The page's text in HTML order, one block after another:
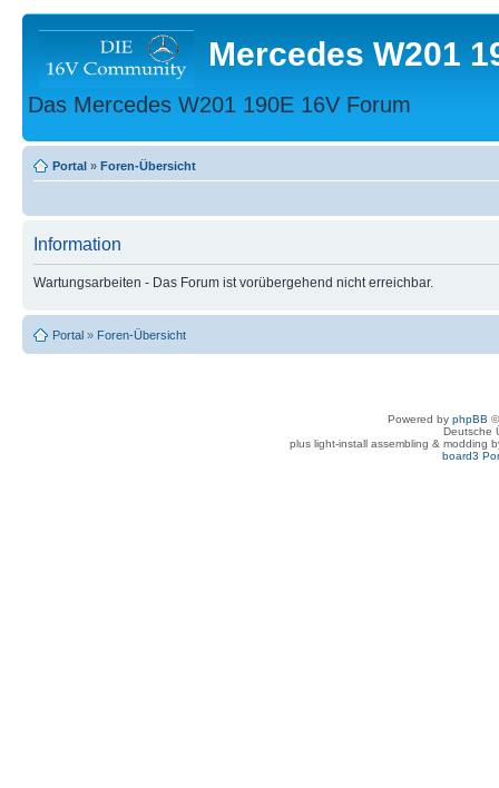
Mercedes W201
Das Mercedes W201 190E 16V Forum
Portal » Foren-Übersicht
Information
Wartungsarbeiten - Das Forum ist vorübergehend nicht erreichbar.
Portal » Foren-Übersicht
Powered by phpBB
Deutsche
plus light-install assembling & modding
board3